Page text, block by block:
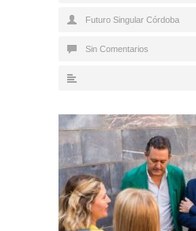
Futuro Singular Córdoba
Sin Comentarios